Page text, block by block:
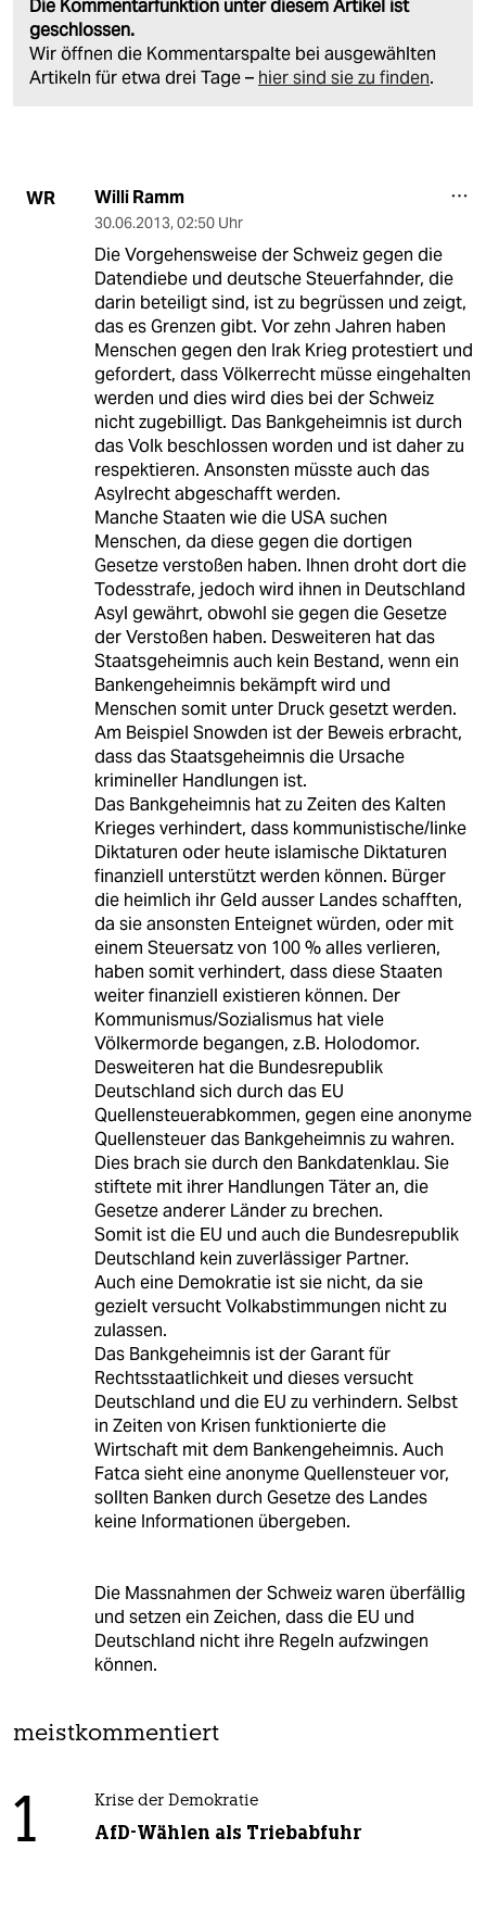
Die Kommentarfunktion unter diesem Artikel ist
geschlossen.
Wir öffnen die Kommentarspalte bei ausgewählten
Artikeln für etwa drei Tage – hier sind sie zu finden.
WR Willi Ramm
30.06.2013, 02:50 Uhr
Die Vorgehensweise der Schweiz gegen die
Datendiebe und deutsche Steuerfahnder, die
darin beteiligt sind, ist zu begrüssen und zeigt,
das es Grenzen gibt. Vor zehn Jahren haben
Menschen gegen den Irak Krieg protestiert und
gefordert, dass Völkerrecht müsse eingehalten
werden und dies wird dies bei der Schweiz
nicht zugebilligt. Das Bankgeheimnis ist durch
das Volk beschlossen worden und ist daher zu
respektieren. Ansonsten müsste auch das
Asylrecht abgeschafft werden.
Manche Staaten wie die USA suchen
Menschen, da diese gegen die dortigen
Gesetze verstoßen haben. Ihnen droht dort die
Todesstrafe, jedoch wird ihnen in Deutschland
Asyl gewährt, obwohl sie gegen die Gesetze
der Verstoßen haben. Desweiteren hat das
Staatsgeheimnis auch kein Bestand, wenn ein
Bankengeheimnis bekämpft wird und
Menschen somit unter Druck gesetzt werden.
Am Beispiel Snowden ist der Beweis erbracht,
dass das Staatsgeheimnis die Ursache
krimineller Handlungen ist.
Das Bankgeheimnis hat zu Zeiten des Kalten
Krieges verhindert, dass kommunistische/linke
Diktaturen oder heute islamische Diktaturen
finanziell unterstützt werden können. Bürger
die heimlich ihr Geld ausser Landes schafften,
da sie ansonsten Enteignet würden, oder mit
einem Steuersatz von 100 % alles verlieren,
haben somit verhindert, dass diese Staaten
weiter finanziell existieren können. Der
Kommunismus/Sozialismus hat viele
Völkermorde begangen, z.B. Holodomor.
Desweiteren hat die Bundesrepublik
Deutschland sich durch das EU
Quellensteuerabkommen, gegen eine anonyme
Quellensteuer das Bankgeheimnis zu wahren.
Dies brach sie durch den Bankdatenklau. Sie
stiftete mit ihrer Handlungen Täter an, die
Gesetze anderer Länder zu brechen.
Somit ist die EU und auch die Bundesrepublik
Deutschland kein zuverlässiger Partner.
Auch eine Demokratie ist sie nicht, da sie
gezielt versucht Volkabstimmungen nicht zu
zulassen.
Das Bankgeheimnis ist der Garant für
Rechtsstaatlichkeit und dieses versucht
Deutschland und die EU zu verhindern. Selbst
in Zeiten von Krisen funktionierte die
Wirtschaft mit dem Bankengeheimnis. Auch
Fatca sieht eine anonyme Quellensteuer vor,
sollten Banken durch Gesetze des Landes
keine Informationen übergeben.
Die Massnahmen der Schweiz waren überfällig
und setzen ein Zeichen, dass die EU und
Deutschland nicht ihre Regeln aufzwingen
können.
meistkommentiert
1 Krise der Demokratie
AfD-Wählen als Triebabfuhr